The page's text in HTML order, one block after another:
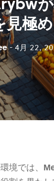
見極
- 4月 22,
境では、